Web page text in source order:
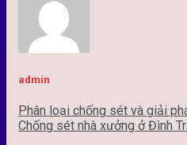
admin
Phân loại chống sét và giải
Chống sét nhà xưởng ở Đình